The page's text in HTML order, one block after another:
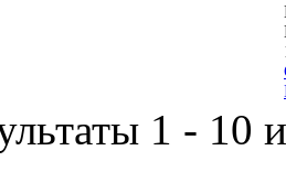
1 - 10